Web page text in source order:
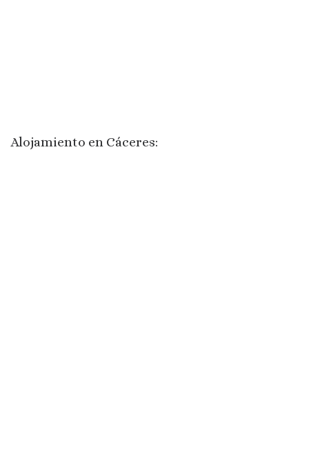
Alojamiento en Cáceres: